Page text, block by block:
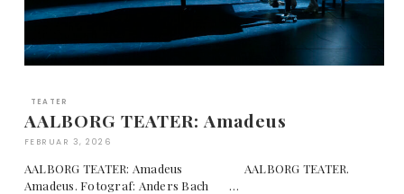
TEATER
AALBORG TEATER: Amadeus
FEBRUAR 3, 2026
AALBORG TEATER: Amadeus AALBORG TEATER.
Amadeus. Fotograf: Anders Bach …